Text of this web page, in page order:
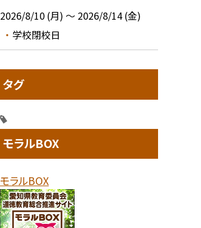
2026/8/10 (月) ～ 2026/8/14 (金)
学校閉校日
タグ
モラルBOX
モラルBOX